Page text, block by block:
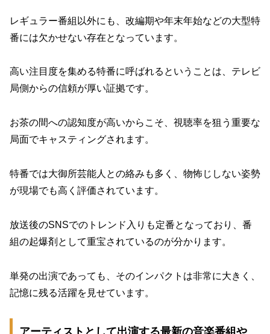
レギュラー番組以外にも、改編期や年末年始などの大型特
番には欠かせない存在となっています。
高い注目度を集める特番に呼ばれるということは、テレビ
局側からの信頼が厚い証拠です。
お茶の間への認知度が高いからこそ、視聴率を狙う重要な
局面でキャスティングされます。
特番では大御所芸能人との絡みも多く、物怖じしない姿勢
が現場でも高く評価されています。
放送後のSNSでのトレンド入りも定番となっており、番
組の起爆剤として重宝されているのが分かります。
単発の出演であっても、そのインパクトは非常に大きく、
記憶に残る活躍を見せています。